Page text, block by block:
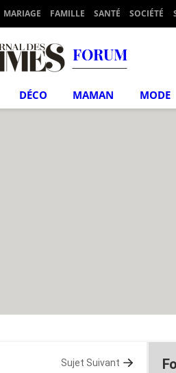
MARIAGE FAMILLE SANTÉ SOCIÉTÉ
FORUM
DÉCO MAMAN MODE
Sujet Suivant